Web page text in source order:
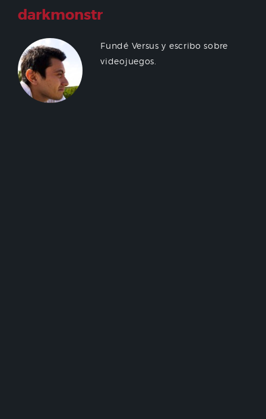
darkmonstr
Fundé Versus y escribo sobre
videojuegos.